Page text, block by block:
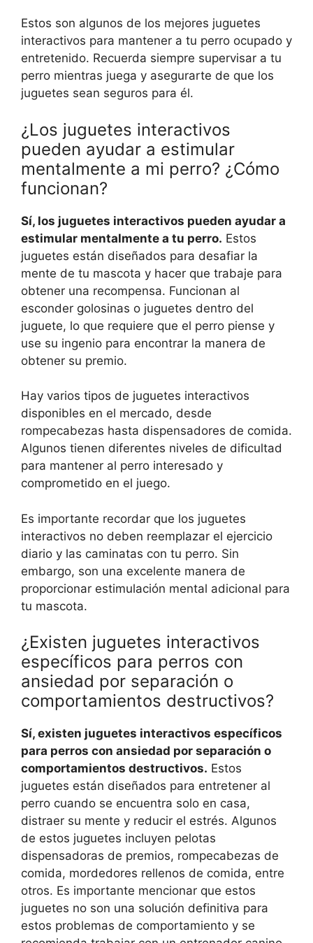
Estos son algunos de los mejores juguetes
interactivos para mantener a tu perro ocupado y
entretenido. Recuerda siempre supervisar a tu
perro mientras juega y asegurarte de que los
juguetes sean seguros para él.
¿Los juguetes interactivos
pueden ayudar a estimular
mentalmente a mi perro? ¿Cómo
funcionan?
Sí, los juguetes interactivos pueden ayudar a
estimular mentalmente a tu perro. Estos
juguetes están diseñados para desafiar la
mente de tu mascota y hacer que trabaje para
obtener una recompensa. Funcionan al
esconder golosinas o juguetes dentro del
juguete, lo que requiere que el perro piense y
use su ingenio para encontrar la manera de
obtener su premio.
Hay varios tipos de juguetes interactivos
disponibles en el mercado, desde
rompecabezas hasta dispensadores de comida.
Algunos tienen diferentes niveles de dificultad
para mantener al perro interesado y
comprometido en el juego.
Es importante recordar que los juguetes
interactivos no deben reemplazar el ejercicio
diario y las caminatas con tu perro. Sin
embargo, son una excelente manera de
proporcionar estimulación mental adicional para
tu mascota.
¿Existen juguetes interactivos
específicos para perros con
ansiedad por separación o
comportamientos destructivos?
Sí, existen juguetes interactivos específicos
para perros con ansiedad por separación o
comportamientos destructivos. Estos
juguetes están diseñados para entretener al
perro cuando se encuentra solo en casa,
distraer su mente y reducir el estrés. Algunos
de estos juguetes incluyen pelotas
dispensadoras de premios, rompecabezas de
comida, mordedores rellenos de comida, entre
otros. Es importante mencionar que estos
juguetes no son una solución definitiva para
estos problemas de comportamiento y se